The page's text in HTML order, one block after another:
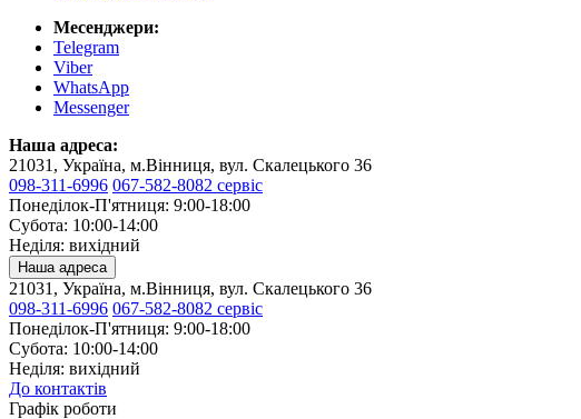
Месенджери:
Telegram
Viber
WhatsApp
Messenger
Наша адреса:
21031, Україна, м.Вінниця, вул. Скалецького 36
098-311-6996 067-582-8082 сервіс
Понеділок-П'ятниця: 9:00-18:00
Субота: 10:00-14:00
Неділя: вихідний
Наша адреса
21031, Україна, м.Вінниця, вул. Скалецького 36
098-311-6996 067-582-8082 сервіс
Понеділок-П'ятниця: 9:00-18:00
Субота: 10:00-14:00
Неділя: вихідний
До контактів
Графік роботи